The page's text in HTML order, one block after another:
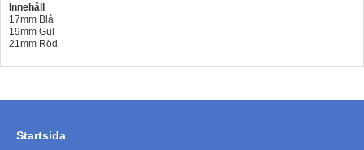
LAGERRENSING
Begagnade Motorer & Båtar
Innehåll
17mm Blå
19mm Gul
21mm Röd
Startsida